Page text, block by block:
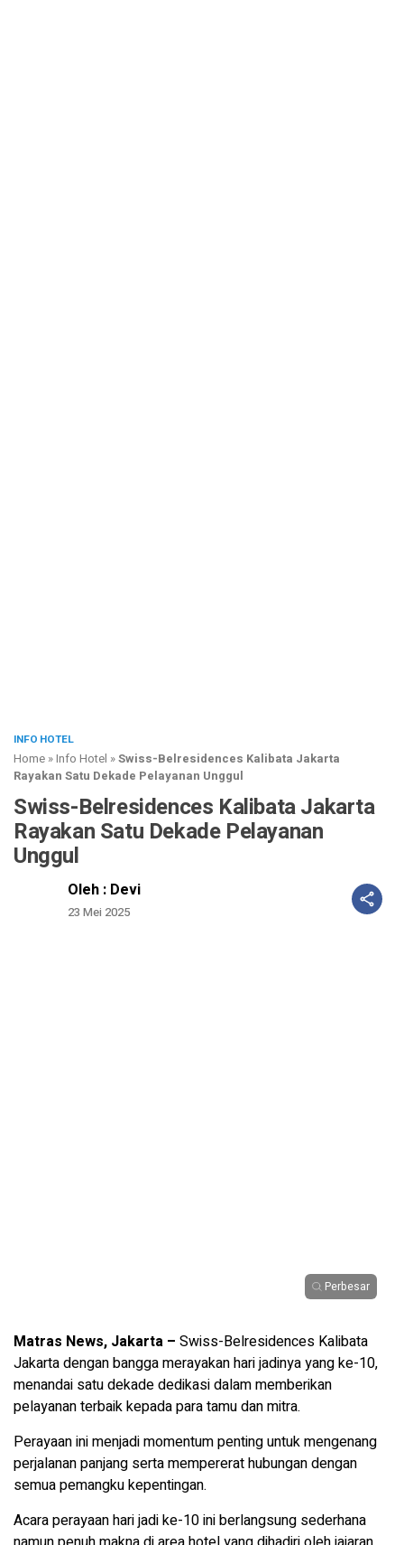
INFO HOTEL
Home »Info Hotel »Swiss-Belresidences Kalibata Jakarta
Rayakan Satu Dekade Pelayanan Unggul
Swiss-Belresidences Kalibata Jakarta
Rayakan Satu Dekade Pelayanan
Unggul
Oleh : Devi
23 Mei 2025
Perbesar
Matras News, Jakarta – Swiss-Belresidences Kalibata
Jakarta dengan bangga merayakan hari jadinya yang ke-10,
menandai satu dekade dedikasi dalam memberikan
pelayanan terbaik kepada para tamu dan mitra.
Perayaan ini menjadi momentum penting untuk mengenang
perjalanan panjang serta mempererat hubungan dengan
semua pemangku kepentingan.
Acara perayaan hari jadi ke-10 ini berlangsung sederhana